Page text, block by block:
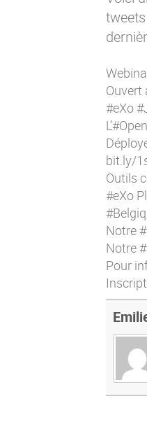
Ouvert
#eXo
bit.ly/
Outils
#eXo
Notre
Notre
Pour